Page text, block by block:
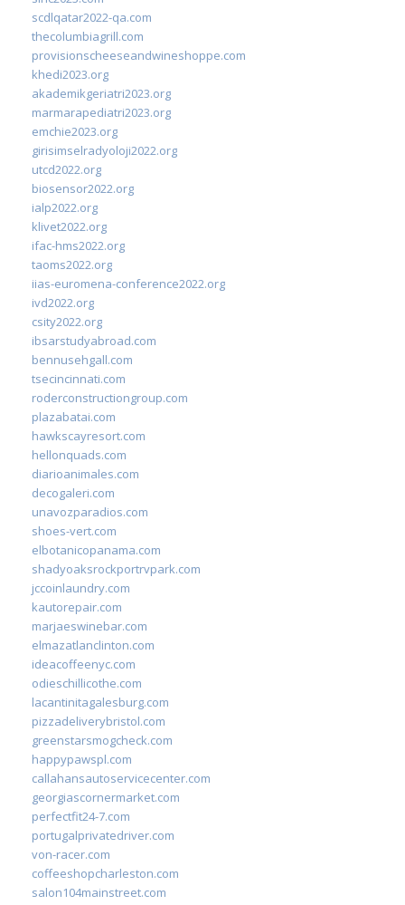
scdlqatar2022-qa.com
thecolumbiagrill.com
provisionscheeseandwineshoppe.com
khedi2023.org
akademikgeriatri2023.org
marmarapediatri2023.org
emchie2023.org
girisimselradyoloji2022.org
utcd2022.org
biosensor2022.org
ialp2022.org
klivet2022.org
ifac-hms2022.org
taoms2022.org
iias-euromena-conference2022.org
ivd2022.org
csity2022.org
ibsarstudyabroad.com
bennusehgall.com
tsecincinnati.com
roderconstructiongroup.com
plazabatai.com
hawkscayresort.com
hellonquads.com
diarioanimales.com
decogaleri.com
unavozparadios.com
shoes-vert.com
elbotanicopanama.com
shadyoaksrockportrvpark.com
jccoinlaundry.com
kautorepair.com
marjaeswinebar.com
elmazatlanclinton.com
ideacoffeenyc.com
odieschillicothe.com
lacantinitagalesburg.com
pizzadeliverybristol.com
greenstarsmogcheck.com
happypawspl.com
callahansautoservicecenter.com
georgiascornermarket.com
perfectfit24-7.com
portugalprivatedriver.com
von-racer.com
coffeeshopcharleston.com
salon104mainstreet.com